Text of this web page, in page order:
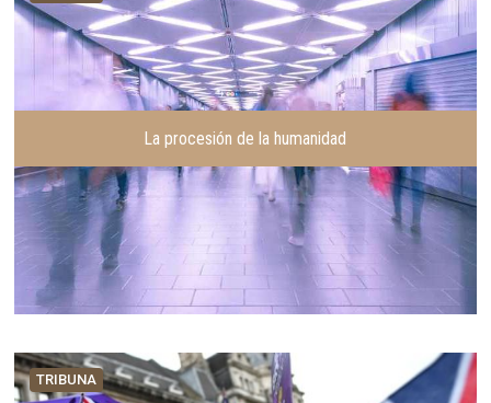
La procesión de la humanidad
TRIBUNA